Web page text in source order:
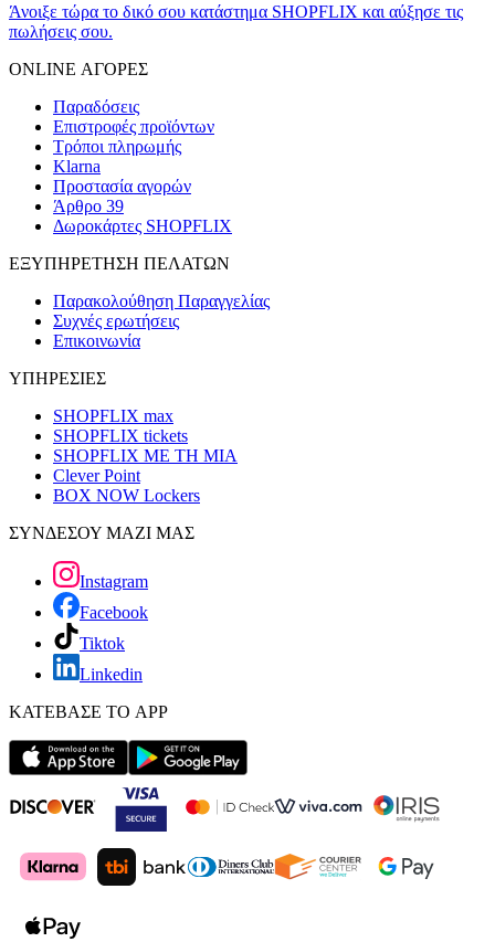
Άνοιξε τώρα το δικό σου κατάστημα SHOPFLIX και αύξησε τις
πωλήσεις σου.
ONLINE ΑΓΟΡΕΣ
Παραδόσεις
Επιστροφές προϊόντων
Τρόποι πληρωμής
Klarna
Προστασία αγορών
Άρθρο 39
Δωροκάρτες SHOPFLIX
ΕΞΥΠΗΡΕΤΗΣΗ ΠΕΛΑΤΩΝ
Παρακολούθηση Παραγγελίας
Συχνές ερωτήσεις
Επικοινωνία
ΥΠΗΡΕΣΙΕΣ
SHOPFLIX max
SHOPFLIX tickets
SHOPFLIX ΜΕ ΤΗ ΜΙΑ
Clever Point
BOX NOW Lockers
ΣΥΝΔΕΣΟΥ ΜΑΖΙ ΜΑΣ
Instagram
Facebook
Tiktok
Linkedin
ΚΑΤΕΒΑΣΕ ΤΟ APP